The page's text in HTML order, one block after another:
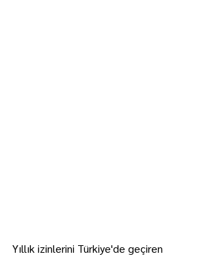
Yıllık izinlerini Türkiye'de geçiren